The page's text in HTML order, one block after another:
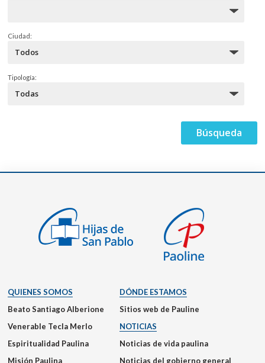
Ciudad:
Tipología:
QUIENES SOMOS
Beato Santiago Alberione
Venerable Tecla Merlo
Espiritualidad Paulina
Misión Paulina
DÓNDE ESTAMOS
Sitios web de Pauline
NOTICIAS
Noticias de vida paulina
Noticias del gobierno general